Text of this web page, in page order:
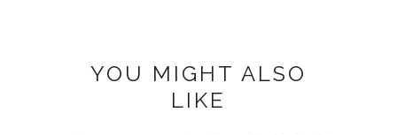
YOU MIGHT ALSO
LIKE